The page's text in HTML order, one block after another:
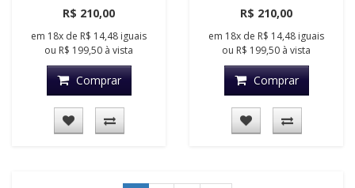
R$ 210,00
em 18x de R$ 14,48 iguais
ou R$ 199,50 à vista
Comprar
R$ 210,00
em 18x de R$ 14,48 iguais
ou R$ 199,50 à vista
Comprar